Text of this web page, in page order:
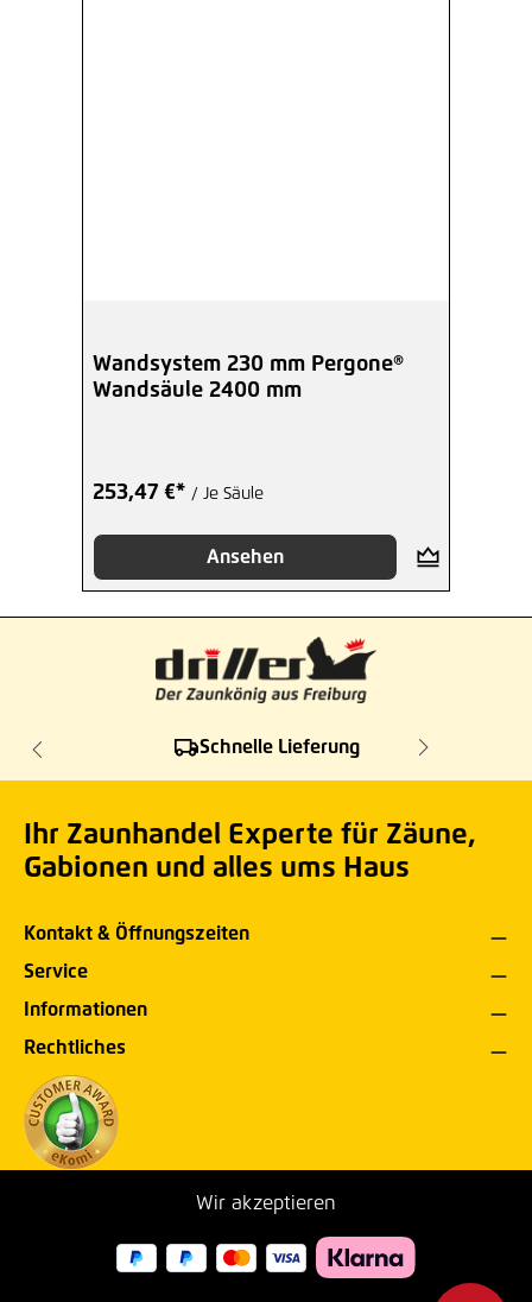
Wandsystem 230 mm Pergone®
Wandsäule 2400 mm
253,47 €* / Je Säule
Ansehen
Schnelle Lieferung
Ihr Zaunhandel Experte für Zäune,
Gabionen und alles ums Haus
Kontakt & Öffnungszeiten
Service
Informationen
Rechtliches
Wir akzeptieren